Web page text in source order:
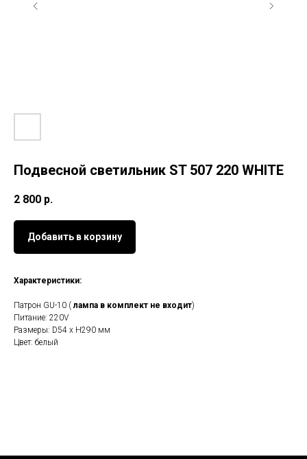
Подвесной светильник ST 507 220 WHITE
2 800 р.
Добавить в корзину
Характеристики:
Патрон GU-10 (лампа в комплект не входит)
Питание: 220V
Размеры: D54 x H290 мм
Цвет: белый